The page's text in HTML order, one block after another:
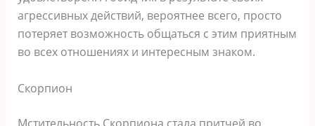
агрессивных действий, вероятнее всего, просто
потеряет возможность общаться с этим приятным
во всех отношениях и интересным знаком.
Скорпион